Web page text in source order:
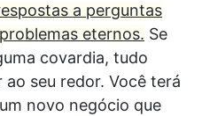
a perguntas
eternos. Se
covardia, tudo
seu redor. Você terá
novo negócio que